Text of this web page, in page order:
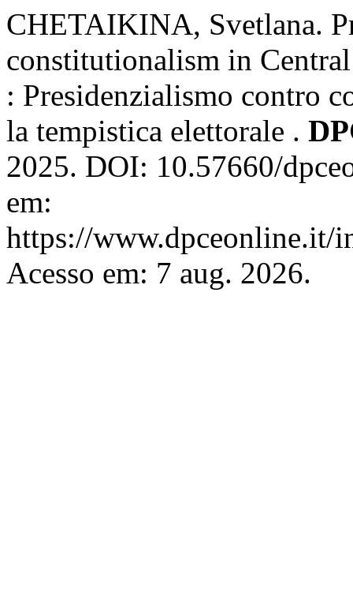
CHETAIKINA, Svetlana.
constitutionalism in
: Presidenzialismo contro
la tempistica elettorale .
2025. DOI: 10.57660/
em:
https://www.dpceonline.it/
Acesso em: 7 aug. 2026.